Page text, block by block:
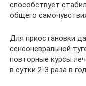
способствует
общего
Для приостановки
сенсоневральной
повторные курсы
в сутки 2-3 раза в